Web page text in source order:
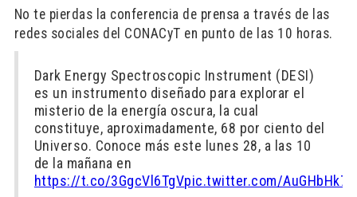
No te pierdas la conferencia de prensa a través de las
redes sociales del CONACyT en punto de las 10 horas.
Dark Energy Spectroscopic Instrument (DESI)
es un instrumento diseñado para explorar el
misterio de la energía oscura, la cual
constituye, aproximadamente, 68 por ciento del
Universo. Conoce más este lunes 28, a las 10
de la mañana en
https://t.co/3GgcVl6TgVpic.twitter.com/